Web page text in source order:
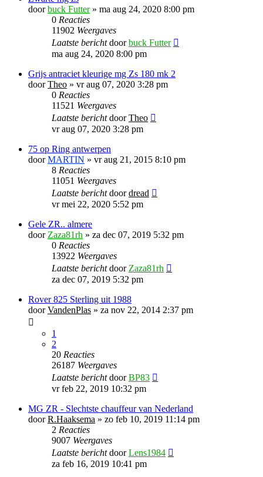
doorbuck Futter» ma aug 24, 2020 8:00 pm
0 Reacties
11902 Weergaves
Laatste berichtdoorbuck Futter
ma aug 24, 2020 8:00 pm
Grijs antraciet kleurige mg Zs 180 mk 2
doorTheo » vr aug 07, 2020 3:28 pm
0 Reacties
11521 Weergaves
Laatste berichtdoorTheo
vr aug 07, 2020 3:28 pm
75 op Ring antwerpen
doorMARTIN » vr aug 21, 2015 8:10 pm
8 Reacties
11051 Weergaves
Laatste berichtdoordread
vr mei 22, 2020 5:52 pm
Gele ZR.. almere
door Zaza81rh » za dec 07, 2019 5:32 pm
0 Reacties
13922 Weergaves
Laatste berichtdoor Zaza81rh
za dec 07, 2019 5:32 pm
Rover 825 Sterling uit 1988
doorVandenPlas » za nov 22, 2014 2:37 pm
1
2
20 Reacties
26187 Weergaves
Laatste berichtdoorBP83
vr feb 22, 2019 10:32 pm
MG ZR - Slechtste chauffeur van Nederland
doorR.Haaksema » zo feb 10, 2019 11:14 pm
2 Reacties
9007 Weergaves
Laatste berichtdoorLens1984
za feb 16, 2019 10:41 pm